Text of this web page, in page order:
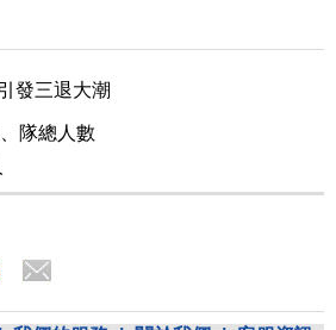
引發三退大潮
隊總人數